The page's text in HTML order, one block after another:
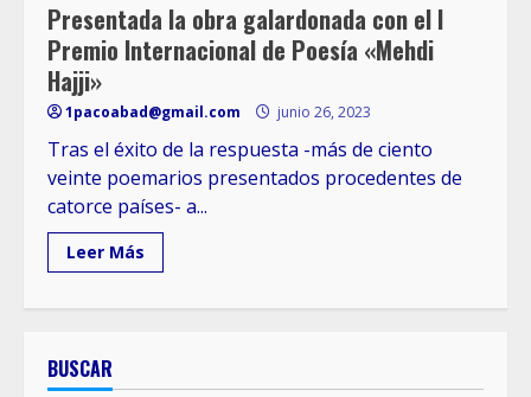
Presentada la obra galardonada con el I
Premio Internacional de Poesía «Mehdi
Hajji»
1pacoabad@gmail.com junio 26, 2023
Tras el éxito de la respuesta -más de ciento
veinte poemarios presentados procedentes de
catorce países- a...
Leer Más
BUSCAR